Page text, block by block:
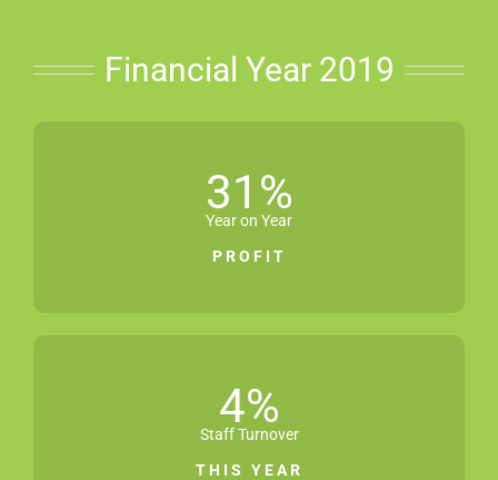
Financial Year 2019
31 %
Year on Year
PROFIT
4%
Staff Turnover
THIS YEAR